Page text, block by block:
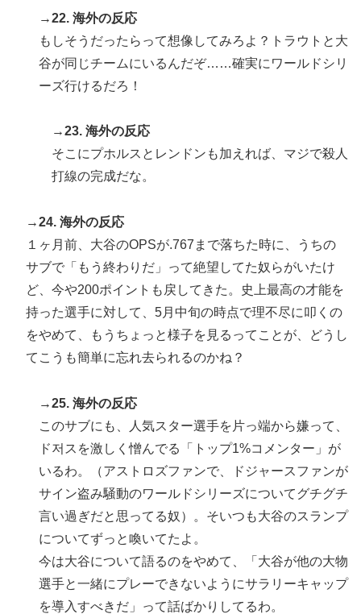
→22. 海外の反応
もしそうだったらって想像してみろよ？トラウトと大
谷が同じチームにいるんだぞ……確実にワールドシリ
ーズ行けるだろ！
→23. 海外の反応
そこにプホルスとレンドンも加えれば、マジで殺人
打線の完成だな。
→24. 海外の反応
１ヶ月前、大谷のOPSが.767まで落ちた時に、うちの
サブで「もう終わりだ」って絶望してた奴らがいたけ
ど、今や200ポイントも戻してきた。史上最高の才能を
持った選手に対して、5月中旬の時点で理不尽に叩くの
をやめて、もうちょっと様子を見るってことが、どうし
てこうも簡単に忘れ去られるのかね？
→25. 海外の反応
このサブにも、人気スター選手を片っ端から嫌って、
ド저スを激しく憎んでる「トップ1%コメンター」が
いるわ。（アストロズファンで、ドジャースファンが
サイン盗み騒動のワールドシリーズについてグチグチ
言い過ぎだと思ってる奴）。そいつも大谷のスランプ
についてずっと喚いてたよ。
今は大谷について語るのをやめて、「大谷が他の大物
選手と一緒にプレーできないようにサラリーキャップ
を導入すべきだ」って話ばかりしてるわ。